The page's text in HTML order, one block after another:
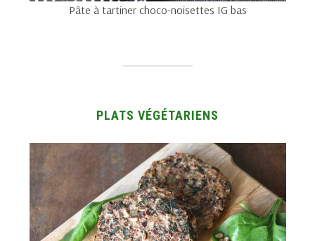
Pâte à tartiner choco-noisettes IG bas
PLATS VÉGÉTARIENS